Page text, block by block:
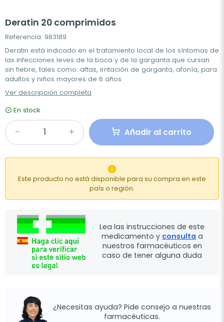
Deratin 20 comprimidos
Referencia: 983189
Deratin está indicado en el tratamiento local de los síntomas de
las infecciones leves de la boca y de la garganta que cursan
sin fiebre, tales como: aftas, irritación de garganta, afonía, para
adultos y niños mayores de 6 años
Ver descripción completa
En stock
Añadir al carrito

Este producto no está disponible para su compra en este
país o región.
Lea las instrucciones de este
medicamento y consulta a
nuestros farmacéuticos en
caso de tener alguna duda
¿Necesitas ayuda? Pide consejo a nuestras
farmacéuticas.